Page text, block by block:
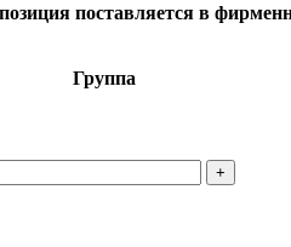
поставляется в
Группа